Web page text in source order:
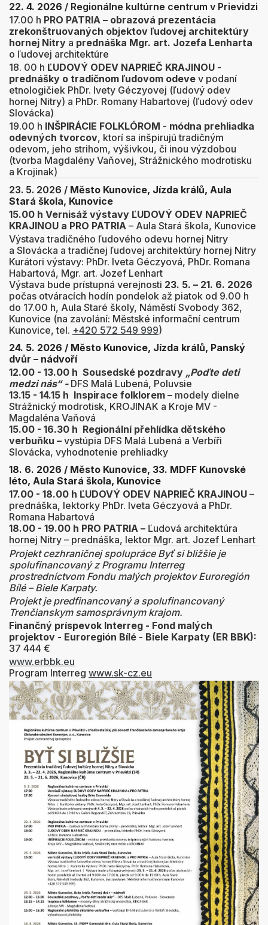
22. 4. 2026 / Regionálne kultúrne centrum v Prievidzi
17.00 h PRO PATRIA – obrazová prezentácia
zrekonštruovaných objektov ľudovej architektúry
hornej Nitry a prednáška Mgr. art. Jozefa Lenharta
o ľudovej architektúre
18. 00 h ĽUDOVÝ ODEV NAPRIEČ KRAJINOU -
prednášky o tradičnom ľudovom odeve v podaní
etnologičiek PhDr. Ivety Géczyovej (ľudový odev
hornej Nitry) a PhDr. Romany Habartovej (ľudový odev
Slovácka)
19.00 h INŠPIRÁCIE FOLKLÓROM - módna prehliadka
odevných tvorcov, ktorí sa inšpirujú tradičným
odevom, jeho strihom, výšivkou, či inou výzdobou
(tvorba Magdalény Vaňovej, Strážnického modrotisku
a Krojinak)
23. 5. 2026 / Město Kunovice, Jízda králů, Aula
Stará škola, Kunovice
15.00 h Vernisáž výstavy ĽUDOVÝ ODEV NAPRIEČ
KRAJINOU a PRO PATRIA – Aula Stará škola, Kunovice
Výstava tradičného ľudového odevu hornej Nitry
a Slovácka a tradičnej ľudovej architektúry hornej Nitry
Kurátori výstavy: PhDr. Iveta Géczyová, PhDr. Romana
Habartová, Mgr. art. Jozef Lenhart
Výstava bude prístupná verejnosti 23. 5. – 21. 6. 2026
počas otváracích hodín pondelok až piatok od 9.00 h
do 17.00 h, Aula Staré školy, Náměstí Svobody 362,
Kunovice (na zavolání: Městské informační centrum
Kunovice, tel. +420 572 549 999)
24. 5. 2026 / Město Kunovice, Jízda králů, Panský
dvůr – nádvoří
12.00 - 13.00 h Sousedské pozdravy „Poďte deti
medzi nás“ - DFS Malá Lubená, Poluvsie
13.15 - 14.15 h Inspirace folklorem – modely dielne
Strážnický modrotisk, KROJINAK a Kroje MV -
Magdaléna Vaňová
15.00 - 16.30 h Regionální přehlídka dětského
verbuňku – vystúpia DFS Malá Lubená a Verbíři
Slovácka, vyhodnotenie prehliadky
18. 6. 2026 / Město Kunovice, 33. MDFF Kunovské
léto, Aula Stará škola, Kunovice
17.00 - 18.00 h ĽUDOVÝ ODEV NAPRIEČ KRAJINOU –
prednáška, lektorky PhDr. Iveta Géczyová a PhDr.
Romana Habartová
18.00 - 19.00 h PRO PATRIA – Ľudová architektúra
hornej Nitry – prednáška, lektor Mgr. art. Jozef Lenhart
Projekt cezhraničnej spolupráce Byť si bližšie je
spolufinancovaný z Programu Interreg
prostredníctvom Fondu malých projektov Euroregión
Bílé – Biele Karpaty.
Projekt je predfinancovaný a spolufinancovaný
Trenčianskym samosprávnym krajom.
Finančný príspevok Interreg - Fond malých
projektov - Euroregión Bílé - Biele Karpaty (ER BBK):
37 444 €
www.erbbk.eu
Program Interreg www.sk-cz.eu